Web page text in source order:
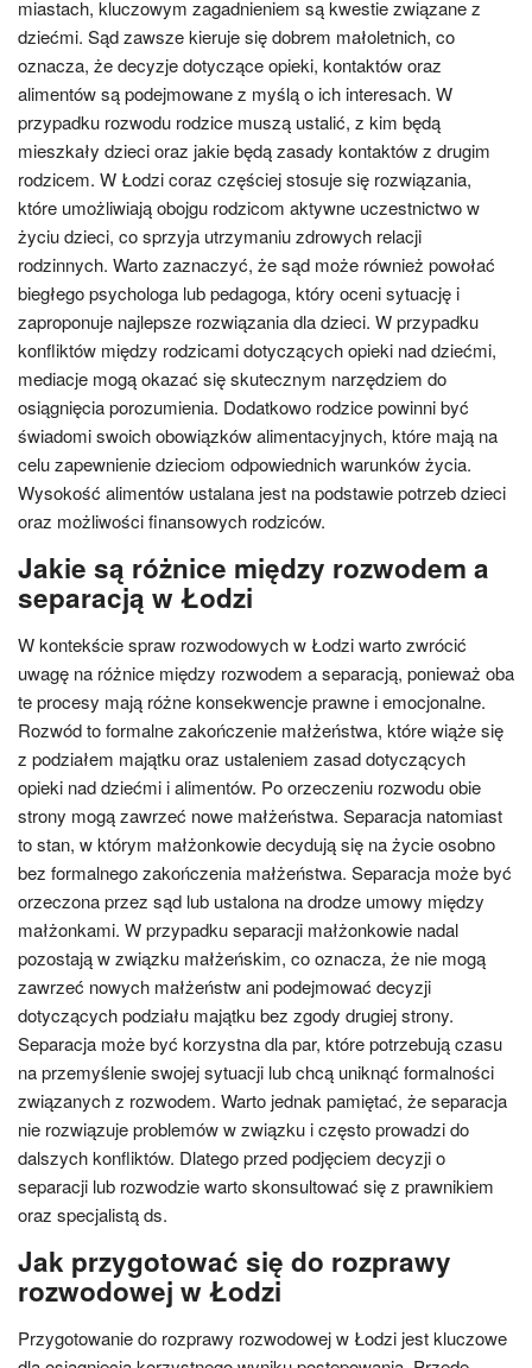
miastach, kluczowym zagadnieniem są kwestie związane z
dziećmi. Sąd zawsze kieruje się dobrem małoletnich, co
oznacza, że decyzje dotyczące opieki, kontaktów oraz
alimentów są podejmowane z myślą o ich interesach. W
przypadku rozwodu rodzice muszą ustalić, z kim będą
mieszkały dzieci oraz jakie będą zasady kontaktów z drugim
rodzicem. W Łodzi coraz częściej stosuje się rozwiązania,
które umożliwiają obojgu rodzicom aktywne uczestnictwo w
życiu dzieci, co sprzyja utrzymaniu zdrowych relacji
rodzinnych. Warto zaznaczyć, że sąd może również powołać
biegłego psychologa lub pedagoga, który oceni sytuację i
zaproponuje najlepsze rozwiązania dla dzieci. W przypadku
konfliktów między rodzicami dotyczących opieki nad dziećmi,
mediacje mogą okazać się skutecznym narzędziem do
osiągnięcia porozumienia. Dodatkowo rodzice powinni być
świadomi swoich obowiązków alimentacyjnych, które mają na
celu zapewnienie dzieciom odpowiednich warunków życia.
Wysokość alimentów ustalana jest na podstawie potrzeb dzieci
oraz możliwości finansowych rodziców.
Jakie są różnice między rozwodem a
separacją w Łodzi
W kontekście spraw rozwodowych w Łodzi warto zwrócić
uwagę na różnice między rozwodem a separacją, ponieważ oba
te procesy mają różne konsekwencje prawne i emocjonalne.
Rozwód to formalne zakończenie małżeństwa, które wiąże się
z podziałem majątku oraz ustaleniem zasad dotyczących
opieki nad dziećmi i alimentów. Po orzeczeniu rozwodu obie
strony mogą zawrzeć nowe małżeństwa. Separacja natomiast
to stan, w którym małżonkowie decydują się na życie osobno
bez formalnego zakończenia małżeństwa. Separacja może być
orzeczona przez sąd lub ustalona na drodze umowy między
małżonkami. W przypadku separacji małżonkowie nadal
pozostają w związku małżeńskim, co oznacza, że nie mogą
zawrzeć nowych małżeństw ani podejmować decyzji
dotyczących podziału majątku bez zgody drugiej strony.
Separacja może być korzystna dla par, które potrzebują czasu
na przemyślenie swojej sytuacji lub chcą uniknąć formalności
związanych z rozwodem. Warto jednak pamiętać, że separacja
nie rozwiązuje problemów w związku i często prowadzi do
dalszych konfliktów. Dlatego przed podjęciem decyzji o
separacji lub rozwodzie warto skonsultować się z prawnikiem
oraz specjalistą ds.
Jak przygotować się do rozprawy
rozwodowej w Łodzi
Przygotowanie do rozprawy rozwodowej w Łodzi jest kluczowe